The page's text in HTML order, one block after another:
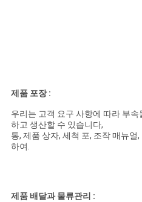
제품 포장 :
우리는 고객 요구 사항에 따라 부
하고 생산할 수 있습니다,
통, 제품 상자, 세척 포, 조작 매뉴
하여.
제품 배달과 물류관리 :